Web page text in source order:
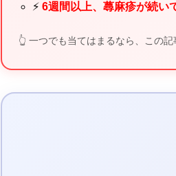
⚡ 6週間以上、蕁麻疹が続い
👆 一つでも当てはまるなら、この